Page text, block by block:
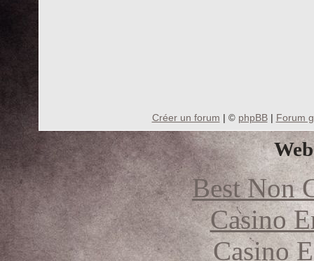
Créer un forum | © phpBB| Forum
Best Non
Casino
Casino